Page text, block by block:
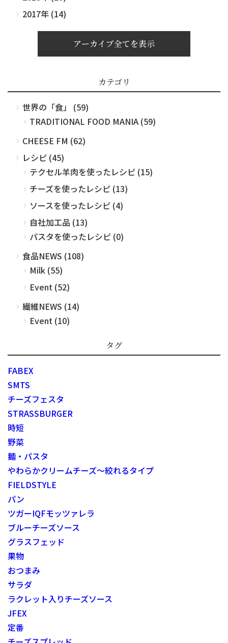
2017年 (14)
アーカイブ全てを表示
カテゴリ
世界の「食」 (59)
TRADITIONAL FOOD MANIA (59)
CHEESE FM (62)
レシピ (45)
テクセル羊肉を使ったレシピ (15)
チーズを使ったレシピ (13)
ソースを使ったレシピ (4)
自社加工品 (13)
パスタを使ったレシピ (0)
食品NEWS (108)
Milk (55)
Event (52)
繊維NEWS (14)
Event (10)
タグ
FABEX
SMTS
チーズフェスタ
STRASSBURGER
時短
野菜
麺・パスタ
やわらかクリームチーズ～絞れるタイプ
FIELDSTYLE
パン
ツガーIQFモッツァレラ
ブルーチーズソース
グラスフェッド
果物
おつまみ
サラダ
ラクレット入りチーズソース
JFEX
定番